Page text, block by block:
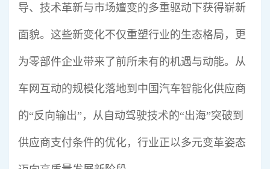
导、技术革新与市场嬗变的多重驱动下获得崭新
面貌。这些新变化不仅重塑行业的生态格局，更
为零部件企业带来了前所未有的机遇与动能。从
车网互动的规模化落地到中国汽车智能化供应商
的“反向输出”，从自动驾驶技术的“出海”突破到
供应商支付条件的优化，行业正以多元变革姿态